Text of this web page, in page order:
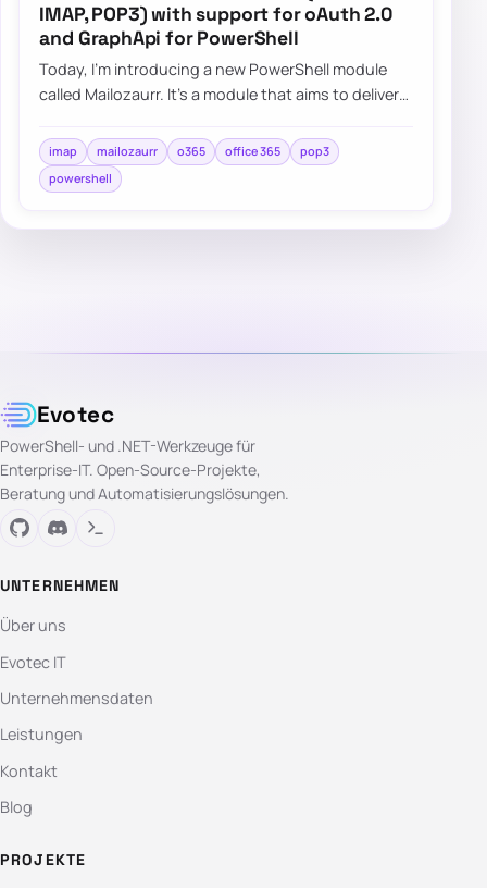
IMAP, POP3) with support for oAuth 2.0
and GraphApi for PowerShell
Today, I’m introducing a new PowerShell module
called Mailozaurr. It’s a module that aims to deliver
imap mailozaurr o365 office 365
pop3
powershell
Evotec
PowerShell- und .NET-Werkzeuge für
Enterprise-IT. Open-Source-Projekte,
Beratung und Automatisierungslösungen.
UNTERNEHMEN
Über uns
Evotec IT
Unternehmensdaten
Leistungen
Kontakt
Blog
PROJEKTE